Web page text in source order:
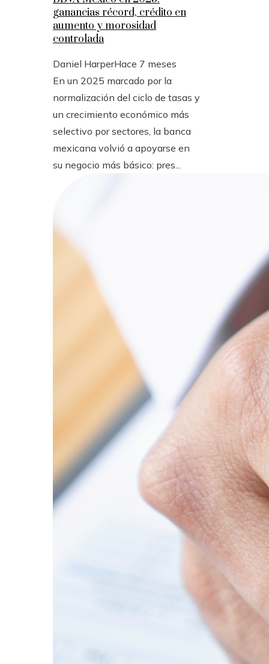
ganancias récord, crédito en
aumento y morosidad
controlada
Daniel HarperHace 7 meses
En un 2025 marcado por la
normalización del ciclo de tasas y
un crecimiento económico más
selectivo por sectores, la banca
mexicana volvió a apoyarse en
su negocio más básico: pres...